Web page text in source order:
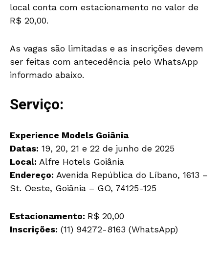
local conta com estacionamento no valor de
R$ 20,00.
As vagas são limitadas e as inscrições devem
ser feitas com antecedência pelo WhatsApp
informado abaixo.
Serviço:
Experience Models Goiânia
Datas: 19, 20, 21 e 22 de junho de 2025
Local: Alfre Hotels Goiânia
Endereço: Avenida República do Líbano, 1613 –
St. Oeste, Goiânia – GO, 74125-125
Estacionamento: R$ 20,00
Inscrições: (11) 94272-8163 (WhatsApp)